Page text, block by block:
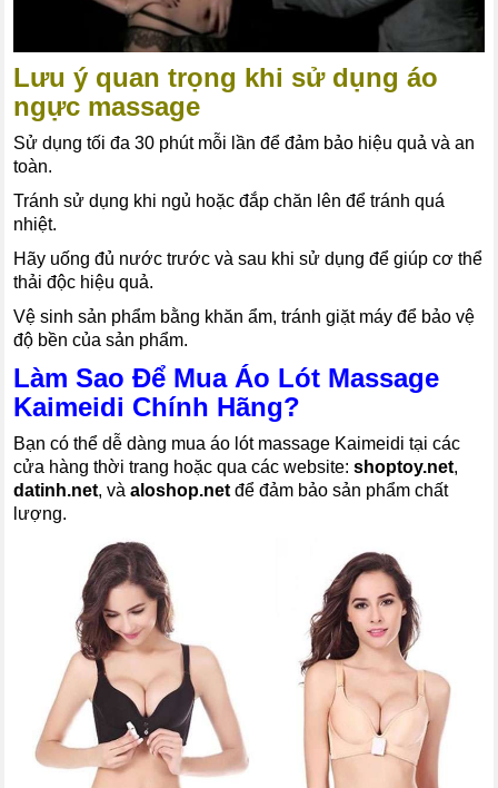
Lưu ý quan trọng khi sử dụng áo
ngực massage
Sử dụng tối đa 30 phút mỗi lần để đảm bảo hiệu quả và an
toàn.
Tránh sử dụng khi ngủ hoặc đắp chăn lên để tránh quá
nhiệt.
Hãy uống đủ nước trước và sau khi sử dụng để giúp cơ thể
thải độc hiệu quả.
Vệ sinh sản phẩm bằng khăn ẩm, tránh giặt máy để bảo vệ
độ bền của sản phẩm.
Làm Sao Để Mua Áo Lót Massage
Kaimeidi Chính Hãng?
Bạn có thể dễ dàng mua áo lót massage Kaimeidi tại các
cửa hàng thời trang hoặc qua các website:shoptoy.net,
datinh.net, vàaloshop.net để đảm bảo sản phẩm chất
lượng.